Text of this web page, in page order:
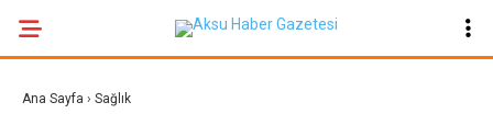
KAHRAMANMARAŞ
Ana Sayfa › Sağlık